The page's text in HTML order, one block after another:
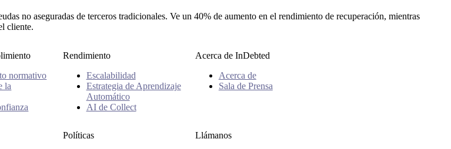
no aseguradas de terceros tradicionales. Ve un 40% de aumento en el rendimiento de recuperación, mientras
cliente.
normativo
la
Rendimiento
Escalabilidad
Estrategia de Aprendizaje
Automático
AI de Collect
Acerca de InDebted
Acerca de
Sala de Prensa
Políticas
Llámanos